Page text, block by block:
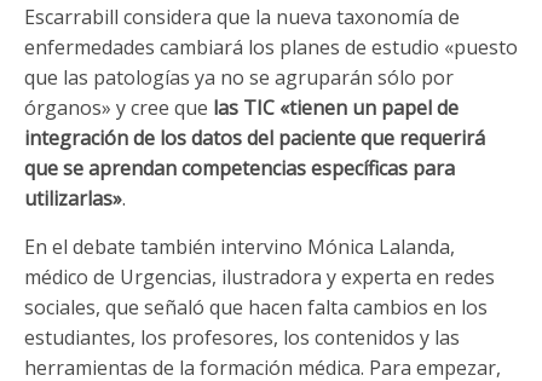
Escarrabill considera que la nueva taxonomía de
enfermedades cambiará los planes de estudio «puesto
que las patologías ya no se agruparán sólo por
órganos» y cree que las TIC «tienen un papel de
integración de los datos del paciente que requerirá
que se aprendan competencias específicas para
utilizarlas».
En el debate también intervino Mónica Lalanda,
médico de Urgencias, ilustradora y experta en redes
sociales, que señaló que hacen falta cambios en los
estudiantes, los profesores, los contenidos y las
herramientas de la formación médica. Para empezar,